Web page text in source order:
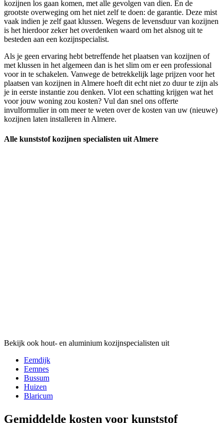
kozijnen los gaan komen, met alle gevolgen van dien. En de
grootste overweging om het niet zelf te doen: de garantie. Deze mist
vaak indien je zelf gaat klussen. Wegens de levensduur van kozijnen
is het hierdoor zeker het overdenken waard om het alsnog uit te
besteden aan een kozijnspecialist.
Als je geen ervaring hebt betreffende het plaatsen van kozijnen of
met klussen in het algemeen dan is het slim om er een professional
voor in te schakelen. Vanwege de betrekkelijk lage prijzen voor het
plaatsen van kozijnen in Almere hoeft dit echt niet zo duur te zijn als
je in eerste instantie zou denken. Vlot een schatting krijgen wat het
voor jouw woning zou kosten? Vul dan snel ons offerte
invulformulier in om meer te weten over de kosten van uw (nieuwe)
kozijnen laten installeren in Almere.
Alle kunststof kozijnen specialisten uit Almere
Bekijk ook hout- en aluminium kozijnspecialisten uit
Eemdijk
Eemnes
Bussum
Huizen
Blaricum
Gemiddelde kosten voor kunststof